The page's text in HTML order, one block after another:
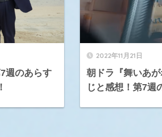
週のあらす
2022年11月21日
朝ドラ『舞いあ
じと感想！第7週